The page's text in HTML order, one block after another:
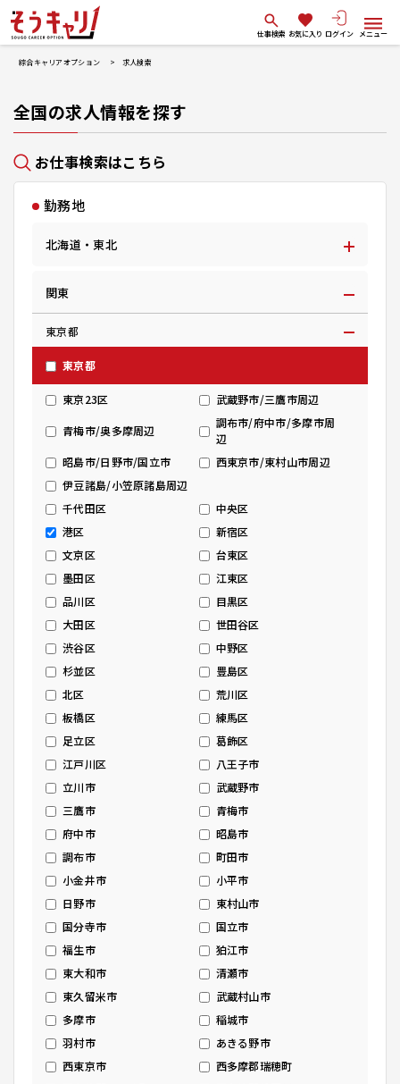
仕事検索 お気に入り ログイン メニュー
綜合キャリアオプション 求人検索
全国の求人情報を探す
お仕事検索はこちら
勤務地
北海道・東北
関東
東京都
東京都
東京23区 武蔵野市/三鷹市周辺
青梅市/奥多摩周辺
調布市/府中市/多摩市周
辺
昭島市/日野市/国立市
西東京市/東村山市周辺
伊豆諸島/小笠原諸島周辺
千代田区
中央区
港区
新宿区
文京区
台東区
墨田区
江東区
品川区
目黒区
大田区
世田谷区
渋谷区
中野区
杉並区
豊島区
北区
荒川区
板橋区
練馬区
足立区
葛飾区
江戸川区
八王子市
立川市
武蔵野市
三鷹市
青梅市
府中市
昭島市
調布市
町田市
小金井市
小平市
日野市
東村山市
国分寺市
国立市
福生市
狛江市
東大和市
清瀬市
東久留米市
武蔵村山市
多摩市
稲城市
羽村市
あきる野市
西東京市
西多摩郡瑞穂町